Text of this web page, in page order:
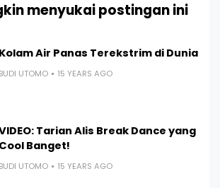
menyukai postingan ini
Kolam Air Panas Terekstrim di Dunia
BUDI UTOMO 15 YEARS AGO
Tarian Alis Break Dance yang
Cool Banget!
BUDI UTOMO 15 YEARS AGO